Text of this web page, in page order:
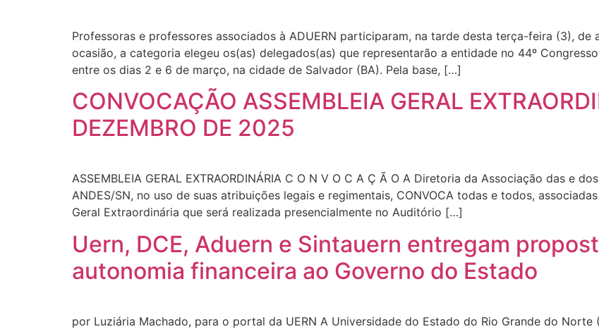
Professoras e professores associados à ADUERN participaram, na tarde desta terça-feira (3), de
ocasião, a categoria elegeu os(as) delegados(as) que representarão a entidade no 44º
entre os dias 2 e 6 de março, na cidade de Salvador (BA). Pela base, […]
CONVOCAÇÃO ASSEMBLEIA GERAL
DEZEMBRO DE 2025
ASSEMBLEIA GERAL EXTRAORDINÁRIA C O N V O C A Ç Ã O A Diretoria da Associação das e
ANDES/SN, no uso de suas atribuições legais e regimentais, CONVOCA todas e todos,
Geral Extraordinária que será realizada presencialmente no Auditório […]
Uern, DCE, Aduern e Sintauern entregam
autonomia financeira ao Governo do Estado
por Luziária Machado, para o portal da UERN A Universidade do Estado do Rio Grande do